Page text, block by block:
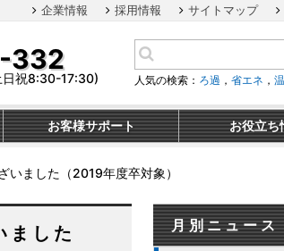
企業情報 採用情報 サイトマップ
332
祝8:30-17:30)
人気の検索： ろ過 ， 省エネ ，
お客様サポート お役立ち
いました（2019年度卒対象）
ました
月別ニュース